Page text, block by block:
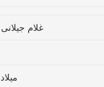
غلام
۲۰۰۵ میلادی،